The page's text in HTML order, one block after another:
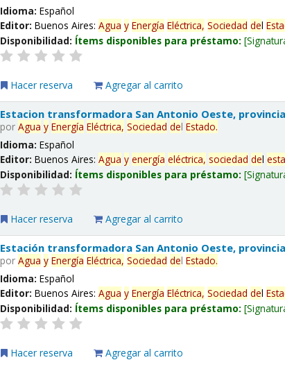
Idioma:Español
Editor:Buenos Aires:Agua y Energía Eléctrica, Sociedad del
Disponibilidad: Ítems disponibles para préstamo:
Hacer reserva Agregar al carrito
Estacion transformadora San Antonio Oeste, provincia
porAgua y Energía Eléctrica, Sociedad delEstado.
Idioma:Español
Editor:Buenos Aires:Agua y energía eléctrica, sociedad del
Disponibilidad: Ítems disponibles para préstamo:
Hacer reserva Agregar al carrito
Estación transformadora San Antonio Oeste, provincia
porAgua y Energía Eléctrica, Sociedad delEstado.
Idioma:Español
Editor:Buenos Aires:Agua y Energía Eléctrica, Sociedad del
Disponibilidad: Ítems disponibles para préstamo:
Hacer reserva Agregar al carrito